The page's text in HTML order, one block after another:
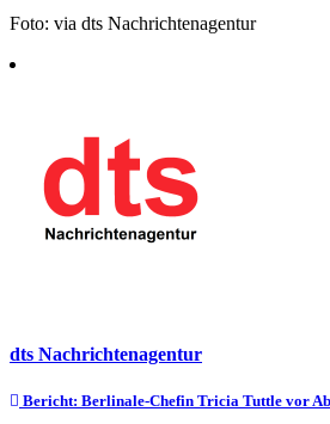
Foto: via dts Nachrichtenagentur
dts Nachrichtenagentur
Beitragsnavigation
Bericht: Berlinale-Chefin Tricia Tuttle vor